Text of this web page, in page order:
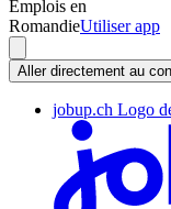
Emplois en
RomandieUtiliser app
Aller directement au
jobup.ch Logo